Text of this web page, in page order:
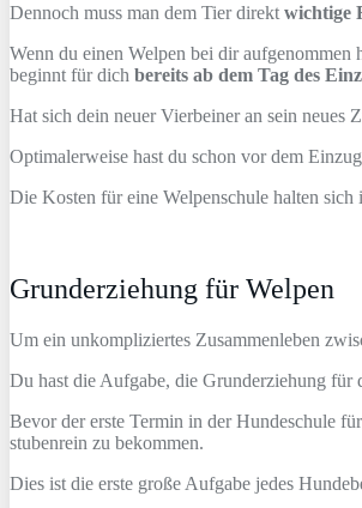
Dennoch muss man dem Tier direkt wichtige
Wenn du einen Welpen bei dir
beginnt für dich bereits ab dem Tag des
Hat sich dein neuer Vierbeiner an sein neues
Optimalerweise hast du schon vor dem
Die Kosten für eine Welpenschule halten
Grunderziehung für Welpen
Um ein unkompliziertes Zusammenleben
Du hast die Aufgabe, die Grunderziehung
Bevor der erste Termin in der Hundeschule
stubenrein zu bekommen.
Dies ist die erste große Aufgabe jedes